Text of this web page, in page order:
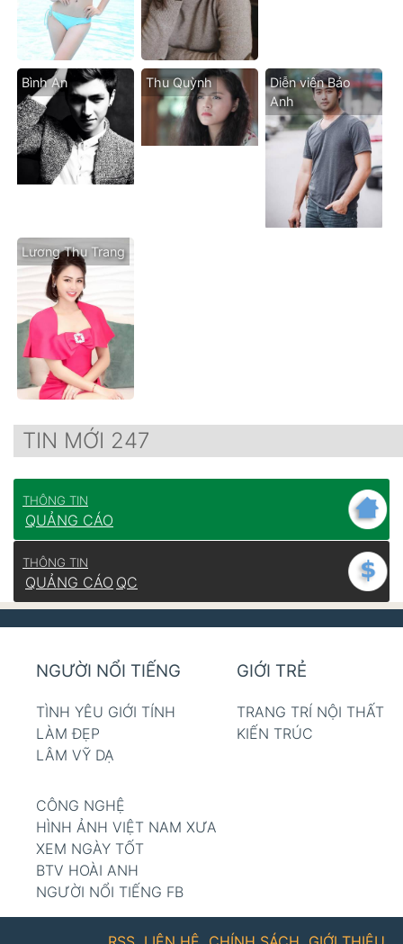
Bình An Thu Quỳnh
Diễn viên Bảo
Anh
Lương Thu Trang
TIN MỚI 247
THÔNG TIN
QUẢNG CÁO
THÔNG TIN
QUẢNG CÁO QC
NGƯỜI NỔI TIẾNG
TÌNH YÊU GIỚI TÍNH
LÀM ĐẸP
LÂM VỸ DẠ
GIỚI TRẺ
TRANG TRÍ NỘI THẤT
KIẾN TRÚC
CÔNG NGHỆ
HÌNH ẢNH VIỆT NAM XƯA
XEM NGÀY TỐT
BTV HOÀI ANH
NGƯỜI NỔI TIẾNG FB